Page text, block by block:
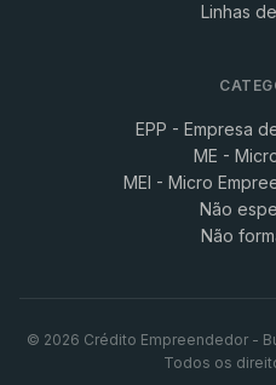
Linhas
EPP - Empresa
ME -
MEI - Micro
Não
Não
© 2026 Crédito Empreendedor -
Todos os